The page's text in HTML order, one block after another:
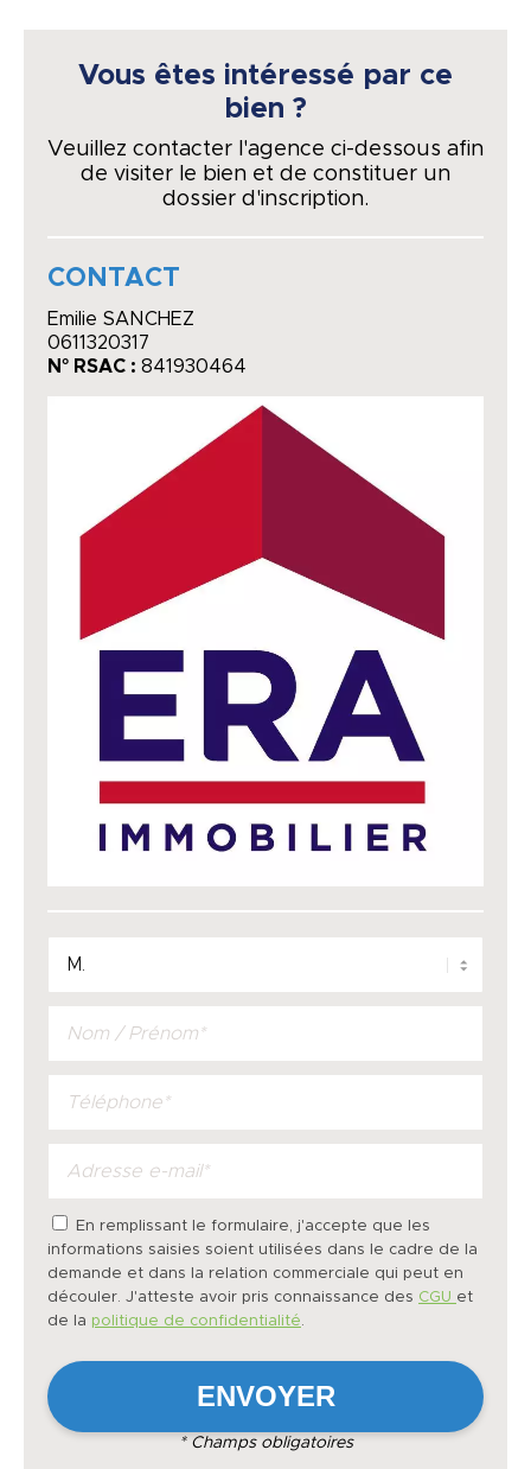
Vous êtes intéressé par ce
bien ?
Veuillez contacter l'agence ci-dessous afin
de visiter le bien et de constituer un
dossier d'inscription.
CONTACT
Emilie SANCHEZ
0611320317
N° RSAC : 841930464
En remplissant le formulaire, j'accepte que les
informations saisies soient utilisées dans le cadre de la
demande et dans la relation commerciale qui peut en
découler. J'atteste avoir pris connaissance des CGU et
de la politique de confidentialité.
* Champs obligatoires